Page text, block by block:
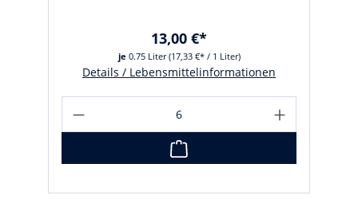
je 0.75 Liter(17,33 €* / 1 Liter)
13,00 €*
Details / Lebensmittelinformationen